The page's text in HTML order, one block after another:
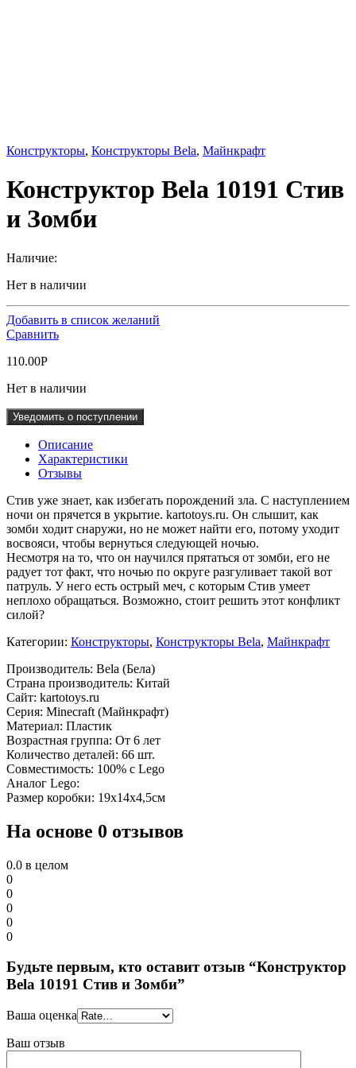
Конструкторы, Конструкторы Bela, Майнкрафт
Конструктор Bela 10191 Стив
и Зомби
Наличие:
Нет в наличии
Добавить в список желаний
Сравнить
110.00Р
Нет в наличии
Уведомить о поступлении
Описание
Характеристики
Отзывы
Стив уже знает, как избегать порождений зла. С наступлением
ночи он прячется в укрытие. kartotoys.ru. Он слышит, как
зомби ходит снаружи, но не может найти его, потому уходит
восвояси, чтобы вернуться следующей ночью.
Несмотря на то, что он научился прятаться от зомби, его не
радует тот факт, что ночью по округе разгуливает такой вот
патруль. У него есть острый меч, с которым Стив умеет
неплохо обращаться. Возможно, стоит решить этот конфликт
силой?
Категории: Конструкторы, Конструкторы Bela, Майнкрафт
Производитель: Bela (Бела)
Страна производитель: Китай
Сайт: kartotoys.ru
Серия: Minecraft (Майнкрафт)
Материал: Пластик
Возрастная группа: От 6 лет
Количество деталей: 66 шт.
Совместимость: 100% с Lego
Аналог Lego:
Размер коробки: 19х14х4,5см
На основе 0 отзывов
0.0 в целом
0
0
0
0
0
Будьте первым, кто оставит отзыв “Конструктор
Bela 10191 Стив и Зомби”
Ваша оценка
Ваш отзыв